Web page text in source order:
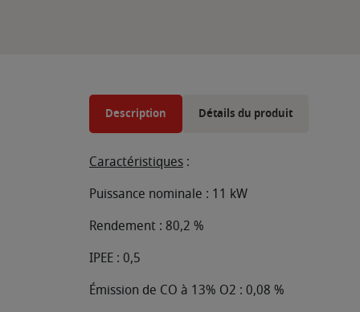
Description Détails du produit
Caractéristiques :
Puissance nominale : 11 kW
Rendement : 80,2 %
IPEE : 0,5
Émission de CO à 13% O2 : 0,08 %